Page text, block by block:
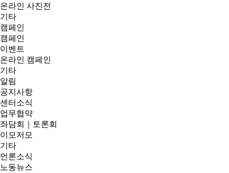
온라인 사진전
기타
캠페인
캠페인
이벤트
온라인 캠페인
기타
알림
공지사항
센터소식
업무협약
좌담회｜토론회
이모저모
기타
언론소식
노동뉴스